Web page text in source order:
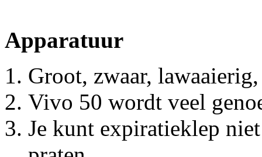
Apparatuur
Groot, zwaar,
Vivo 50 wordt veel
Je kunt expiratieklep